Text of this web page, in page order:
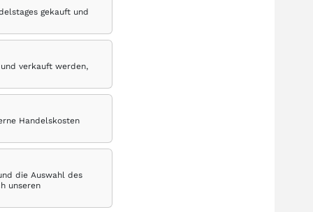
gekauft und
verkauft werden,
Handelskosten
die Auswahl des
unseren